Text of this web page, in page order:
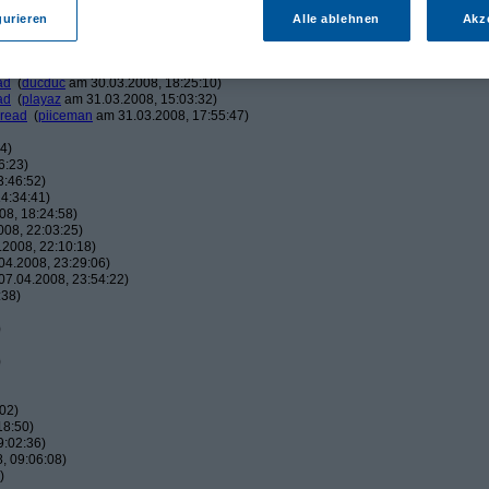
am 30.03.2008, 16:00:59)
(ducducam 30.03.2008, 18:25:10)
(playaz am 31.03.2008, 15:03:32)
(piiceman am 31.03.2008, 17:55:47)
18:24:58)
22:03:25)
22:10:18)
23:29:06)
23:54:22)
09:06:08)
Alle ablehnen